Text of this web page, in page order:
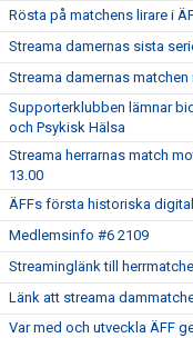
Rösta på matchens lirare i
Streama damernas sista
Streama damernas matchen
Supporterklubben lämnar
och Psykisk Hälsa
Streama herrarnas match
13.00
ÄFFs första historiska
Medlemsinfo #6 2109
Streaminglänk till
Länk att streama
Var med och utveckla ÄFF